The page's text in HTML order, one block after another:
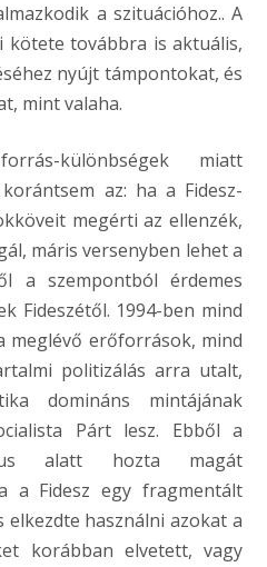
a szituációhoz.. A
kötete továbbra is aktuális,
nyújt támpontokat, és
mint valaha.
különbségek miatt
az: ha a Fidesz-
megérti az ellenzék,
máris versenyben lehet a
a szempontból érdemes
Fideszétől. 1994-ben mind
meglévő erőforrások, mind
politizálás arra utalt,
domináns mintájának
Párt lesz. Ebből a
alatt hozta magát
a Fidesz egy fragmentált
elkezdte használni azokat a
korábban elvetett, vagy